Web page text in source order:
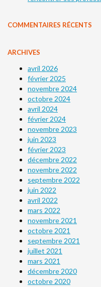
COMMENTAIRES RÉCENTS
ARCHIVES
avril 2026
février 2025
novembre 2024
octobre 2024
avril 2024
février 2024
novembre 2023
juin 2023
février 2023
décembre 2022
novembre 2022
septembre 2022
juin 2022
avril 2022
mars 2022
novembre 2021
octobre 2021
septembre 2021
juillet 2021
mars 2021
décembre 2020
octobre 2020